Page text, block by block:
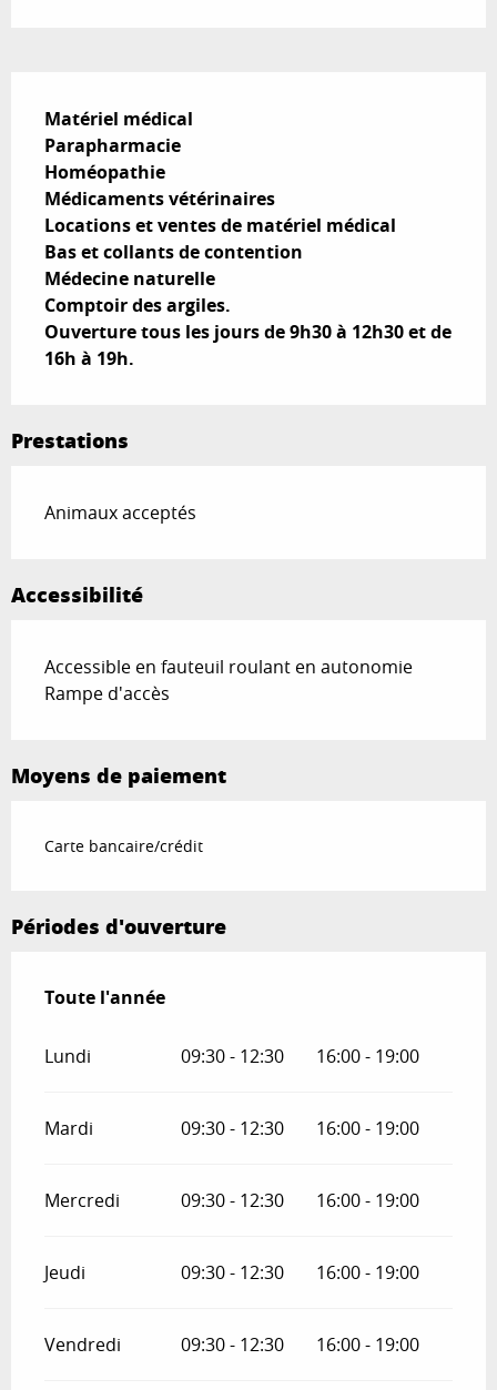
Matériel médical
Parapharmacie
Homéopathie
Médicaments vétérinaires
Locations et ventes de matériel médical
Bas et collants de contention
Médecine naturelle
Comptoir des argiles.
Ouverture tous les jours de 9h30 à 12h30 et de
16h à 19h.
Prestations
Animaux acceptés
Accessibilité
Accessible en fauteuil roulant en autonomie
Rampe d'accès
Moyens de paiement
Carte bancaire/crédit
Périodes d'ouverture
Toute l'année
Toute l'année
Lundi 09:30 - 12:30 16:00 - 19:00
Mardi 09:30 - 12:30 16:00 - 19:00
Mercredi 09:30 - 12:30 16:00 - 19:00
Jeudi 09:30 - 12:30 16:00 - 19:00
Vendredi 09:30 - 12:30 16:00 - 19:00